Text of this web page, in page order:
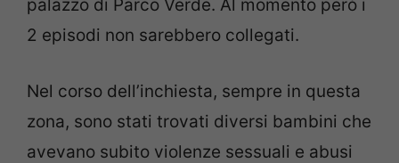
palazzo di Parco Verde. Al momento però i
2 episodi non sarebbero collegati.
Nel corso dell’inchiesta, sempre in questa
zona, sono stati trovati diversi bambini che
avevano subito violenze sessuali e abusi